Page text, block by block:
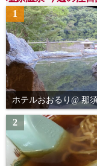
1
ホテルおおるり@ 那
2